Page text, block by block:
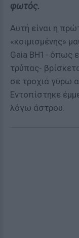
φωτός.
Αυτή είναι η
«κοιμισμένης»
Gaia BH1- όπως
τρύπας-
σε τροχιά γύρω
Εντοπίστηκε
λόγω άστρου.